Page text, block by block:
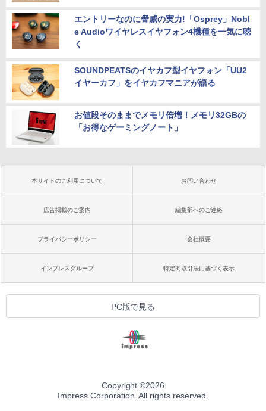
エントリーなのに脅威の実力!「Osprey」Nobl
e Audioワイヤレスイヤフォン4機種を一気に聴
く
SOUNDPEATSのイヤカフ型イヤフォン「UU2
イヤーカフ」をイヤカフマニアが語る
お値段そのままでメモリ倍増！メモリ32GBの
「お得なゲーミングノート」
本サイトのご利用について お問い合わせ
広告掲載のご案内 編集部へのご連絡
プライバシーポリシー 会社概要
インプレスグループ 特定商取引法に基づく表示
PC版で見る
Copyright ©2026
Impress Corporation. All rights reserved.